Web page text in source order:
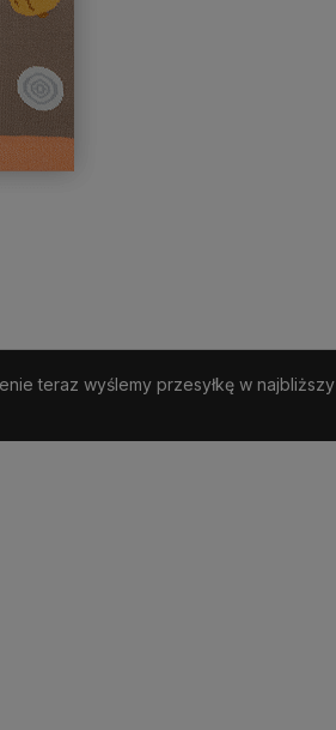
teraz wyślemy przesyłkę w najbliższy
Dostępność: na wyczerpaniu